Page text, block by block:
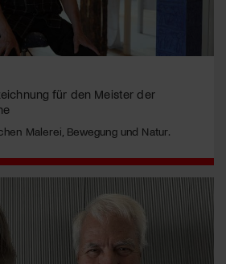
für den Meister der
Malerei, Bewegung und Natur.